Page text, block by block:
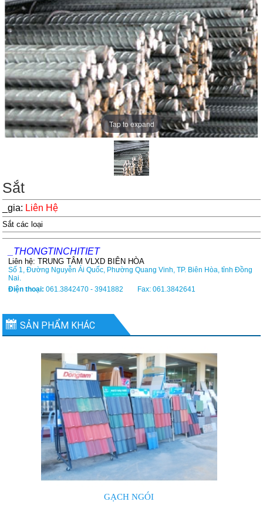
Tap to expand
Sắt
_gia: Liên Hệ
Sắt các loại
_THONGTINCHITIET
Liên hệ: TRUNG TÂM VLXD BIÊN HÒA
Số 1, Đường Nguyễn Ái Quốc, Phường Quang Vinh, TP. Biên Hòa, tỉnh Đồng
Nai.
Điện thoại: 061.3842470 - 3941882 Fax: 061.3842641
SẢN PHẨM KHÁC
GẠCH NGÓI